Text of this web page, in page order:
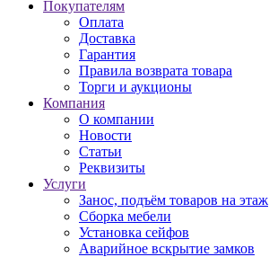
Покупателям
Оплата
Доставка
Гарантия
Правила возврата товара
Торги и аукционы
Компания
О компании
Новости
Статьи
Реквизиты
Услуги
Занос, подъём товаров на этаж
Сборка мебели
Установка сейфов
Аварийное вскрытие замков